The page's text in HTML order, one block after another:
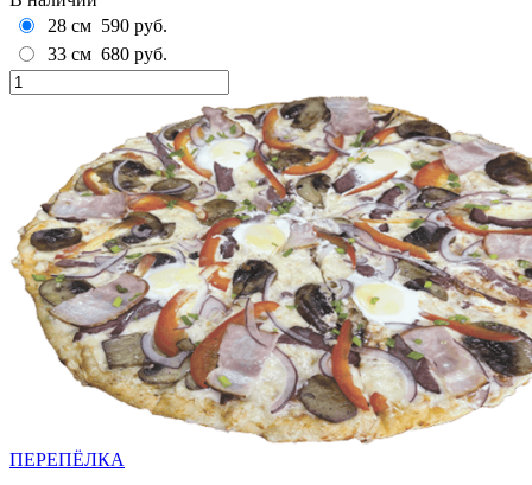
28 см 590 руб.
33 см 680 руб.
ПЕРЕПЁЛКА